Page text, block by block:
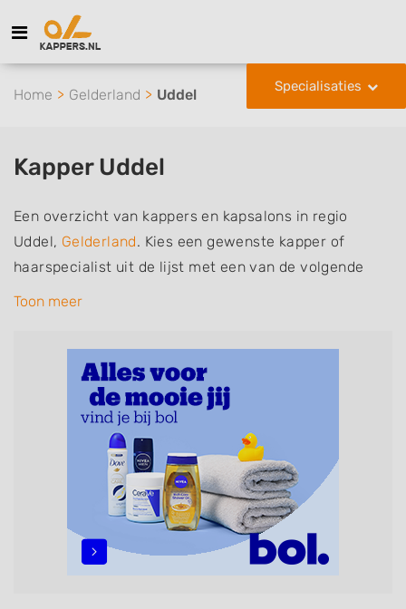
Specialisaties
Home Gelderland Uddel
Kapper Uddel
Een overzicht van kappers en kapsalons in regio
Uddel, Gelderland. Kies een gewenste kapper of
haarspecialist uit de lijst met een van de volgende
specialisaties of aantekeningen: mannen of
zonder afspraak terecht kunt. De vermelde kappers
kunnen uw haren wassen, knippen, föhnen en kleuren,
maar ook helpen met extensions, balyage, invlechten,
opsteken, weave, een keratinebehandeling, een
permanent, een bruidkapsel, make-up & visagie,
epileren, schoonheidsbehandelingen, het trimmen van
een baard en pruiken. U kunt de zoekresultaten
filteren met behulp van de specialisatie filter en u
Toon meer